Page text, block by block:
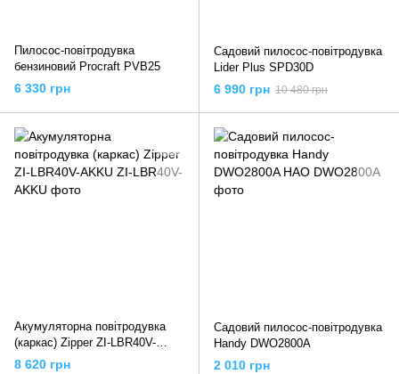
Пилосос-повітродувка
бензиновий Procraft PVB25
6 330 грн
Садовий пилосос-повітродувка
Lider Plus SPD30D
6 990 грн 10 480 грн
Акумуляторна повітродувка
(каркас) Zipper ZI-LBR40V-
AKKU
8 620 грн
Садовий пилосос-повітродувка
Handy DWO2800A
2 010 грн